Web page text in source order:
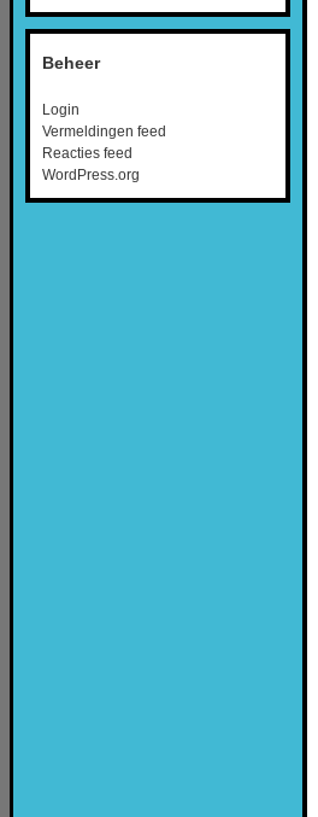
Beheer
Login
Vermeldingen feed
Reacties feed
WordPress.org